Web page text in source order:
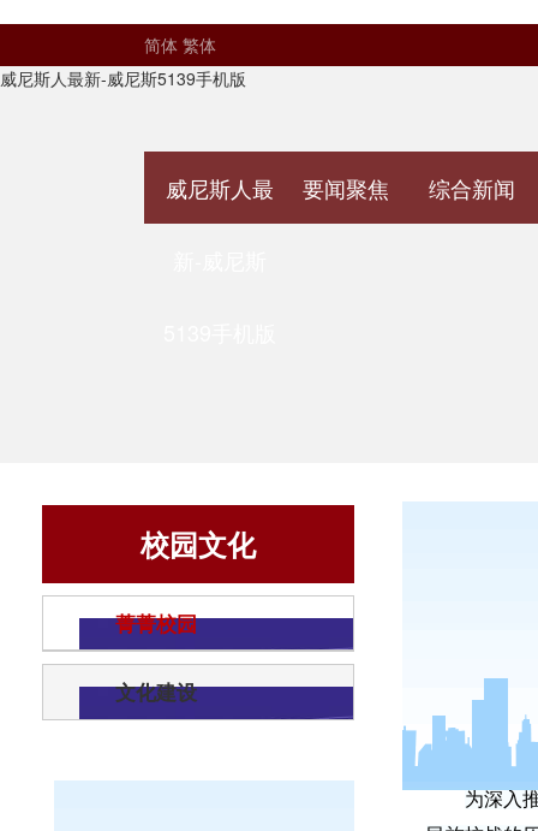
简体 繁体
威尼斯人最新-威尼斯5139手机版
威尼斯人最 要闻聚焦 综合新闻
校园文化
菁菁校园
文化建设
为深入